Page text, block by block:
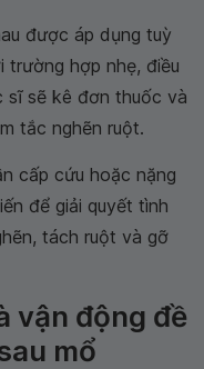
được áp dụng tuỳ
hợp nhẹ, điều
sĩ sẽ kê đơn thuốc và
tắc nghẽn ruột.
cấp cứu hoặc nặng
để giải quyết tình
tách ruột và gỡ
vận động đề
mổ